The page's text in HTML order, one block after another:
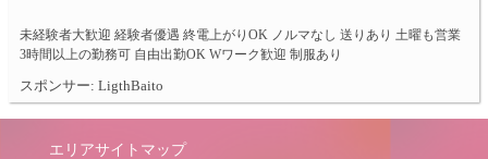
未経験者大歓迎 経験者優遇 終電上がりOK ノルマなし 送りあり 土曜も営業
3時間以上の勤務可 自由出勤OK Wワーク歓迎 制服あり
スポンサー: LigthBaito
エリアサイトマップ